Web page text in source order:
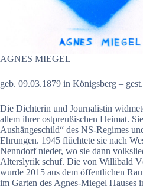
AGNES MIEGEL
geb. 09.03.1879 in Königsberg –
Die Dichterin und Journalistin
allem ihrer ostpreußischen Heimat.
Aushängeschild“ des NS-Regimes
Ehrungen. 1945 flüchtete sie nach
Nenndorf nieder, wo sie dann
Alterslyrik schuf. Die von Willibald
wurde 2015 aus dem öffentlichen
im Garten des Agnes-Miegel Hauses